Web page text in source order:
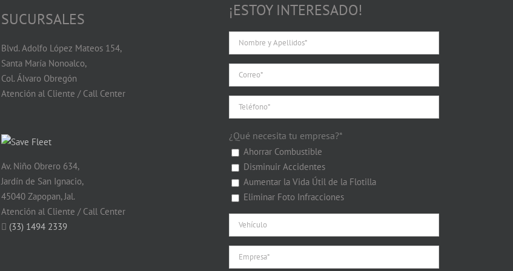
SUCURSALES
Blvd. Adolfo López Mateos 154,
Santa María Nonoalco,
Col. Álvaro Obregón
Atención al Cliente / Call Center
Av. Niño Obrero 634,
Jardín de San Ignacio,
45040 Zapopan, Jal.
Atención al Cliente / Call Center
(33) 1494 2339
¡ESTOY INTERESADO!
¿Qué necesita tu empresa?*
Ahorrar Combustible
Disminuir Accidentes
Aumentar la Vida Útil de la Flotilla
Eliminar Foto Infracciones